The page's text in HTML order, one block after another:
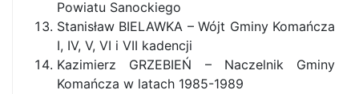
Powiatu Sanockiego
Stanisław BIELAWKA – Wójt Gminy Komańcza
I, IV, V, VI i VII kadencji
Kazimierz GRZEBIEŃ – Naczelnik Gminy
Komańcza w latach 1985-1989